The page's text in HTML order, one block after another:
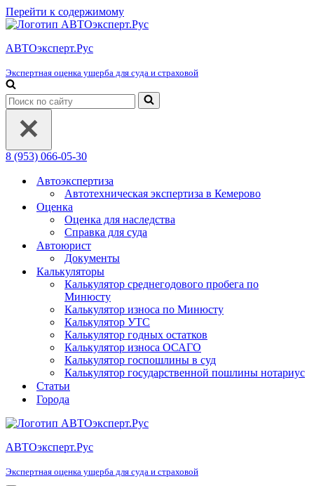
Перейти к содержимому
АВТОэксперт.Рус
Экспертная оценка ущерба для суда и страховой
Искать...
8 (953) 066-05-30
Автоэкспертиза
Автотехническая экспертиза в Кемерово
Оценка
Оценка для наследства
Справка для суда
Автоюрист
Документы
Калькуляторы
Калькулятор среднегодового пробега по
Минюсту
Калькулятор износа по Минюсту
Калькулятор УТС
Калькулятор годных остатков
Калькулятор износа ОСАГО
Калькулятор госпошлины в суд
Калькулятор государственной пошлины нотариус
Статьи
Города
АВТОэксперт.Рус
Экспертная оценка ущерба для суда и страховой